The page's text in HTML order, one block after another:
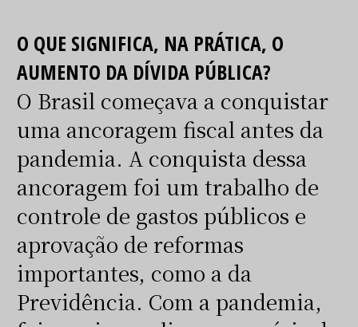
O QUE SIGNIFICA, NA PRÁTICA, O
AUMENTO DA DÍVIDA PÚBLICA?
O Brasil começava a conquistar
uma ancoragem fiscal antes da
pandemia. A conquista dessa
ancoragem foi um trabalho de
controle de gastos públicos e
aprovação de reformas
importantes, como a da
Previdência. Com a pandemia,